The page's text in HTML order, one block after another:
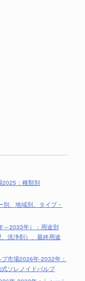
2025：種類別
、地域別、タイプ・
～2033年）：用途別
洗浄剤）、最終用途
市場2026年-2032年：
ソレノイドバルブ